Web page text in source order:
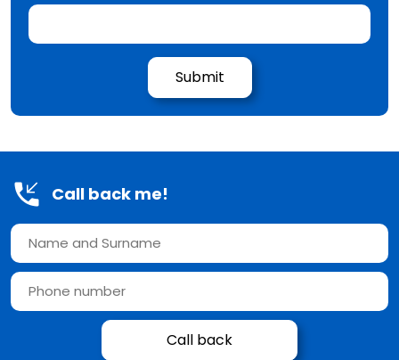
Call back me!